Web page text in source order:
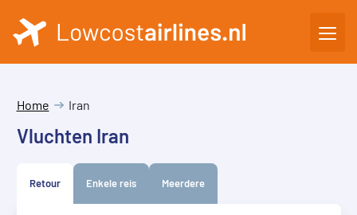
Home Iran
Vluchten Iran
Retour Enkele reis Meerdere